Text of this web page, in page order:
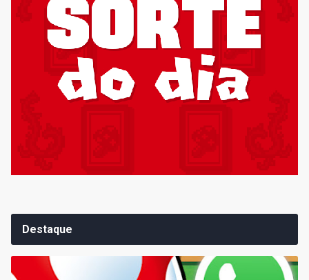
Destaque